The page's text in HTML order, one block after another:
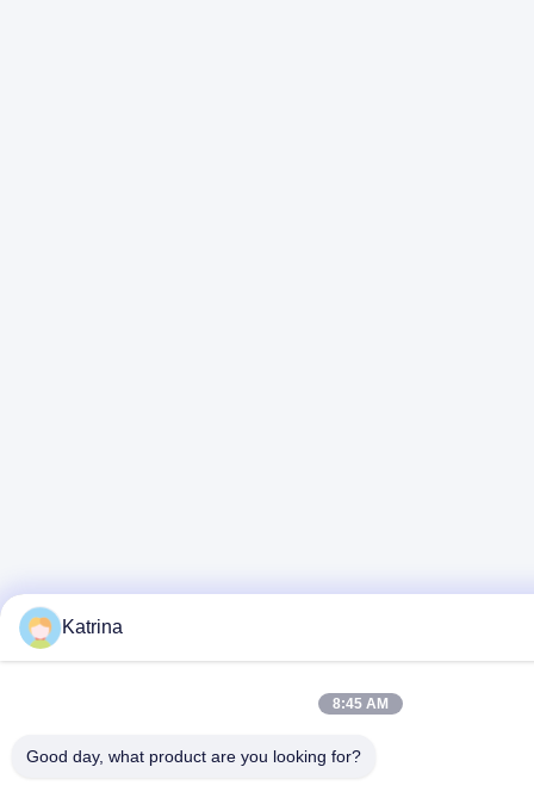
Katrina
8:45 AM
Good day, what product are you looking for?